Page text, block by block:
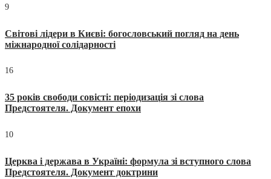
9
Світові лідери в Києві: богословський погляд на день
міжнародної солідарності
16
35 років свободи совісті: періодизація зі слова
Предстоятеля. Документ епохи
10
Церква і держава в Україні: формула зі вступного слова
Предстоятеля. Документ доктрини